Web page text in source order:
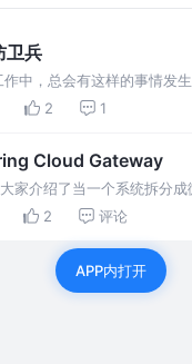
卫兵
中，总会有这样的事情发
我们可以从两个方面处理
2 1
Cloud Gateway
家介绍了当一个系统拆分成
如何发现与管理（Nacos注
2 评论
APP内打开